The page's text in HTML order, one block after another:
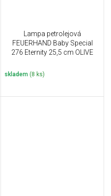
Lampa petrolejová
FEUERHAND Baby Special
276 Eternity 25,5 cm OLIVE
skladem (8 ks)